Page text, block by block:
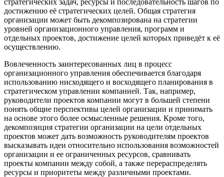
достижению её стратегических целей. Общая стратегия
организации может быть декомпозирована на стратегии
уровней организационного управления, программ и
отдельных проектов, достижение целей которых приведёт к её
осуществлению.
Вовлеченность заинтересованных лиц в процесс
организационного управления обеспечивается благодаря
использованию нисходящего и восходящего планирования в
стратегическом управлении компанией. Так, например,
руководители проектов компании могут в большей степени
понять общие перспективы целей организации и принимать
на основе этого более осмысленные решения. Кроме того,
декомпозиция стратегии организации на цели отдельных
проектов может дать возможность руководителям проектов
высказывать идеи относительно использования возможностей
организации и ее ограниченных ресурсов, сравнивать
проекты компании между собой, а также перераспределять
ресурсы и приоритеты между различными проектами.